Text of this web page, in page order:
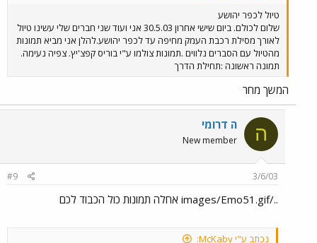
טיול לכפר יהושע
שלום לכולם. ביום שישי אחרון 30.5.03 אני ועוד שני חברים שלי עשינו טיול
לאורך מסילת רכבת העמק מחיפה עד לכפר יהושע.להלן אני מביא תמונות
מהטיול עם הסברים נלווים .תמונות צולמו ע"י בוריס קפצ'יץ. צפיה נעימה.
תמונה ראשונה :תחילת הדרך
המשך מחר
ה ה דרומי
New member
3/6/03
#9
../images/Emo51.gif אחלה תמונות כול הכבוד לכם
נכתב ע"י McKaby: